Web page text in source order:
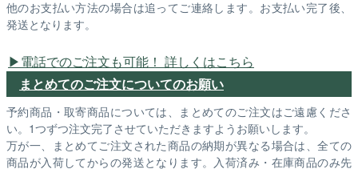
他のお支払い方法の場合は追ってご連絡します。お支払い完了後、
発送となります。
電話でのご注文も可能！ 詳しくはこちら
まとめてのご注文についてのお願い
予約商品・取寄商品については、まとめてのご注文はご遠慮くださ
い。1つずつ注文完了させていただきますようお願いします。
万が一、まとめてご注文された商品の納期が異なる場合は、全ての
商品が入荷してからの発送となります。入荷済み・在庫商品のみ先